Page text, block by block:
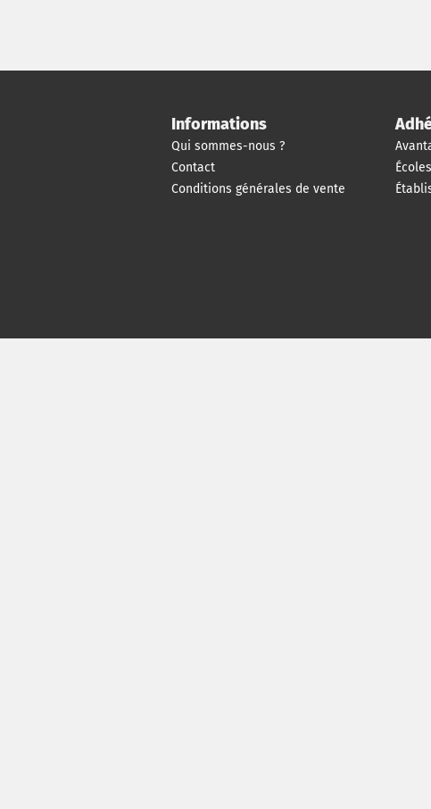
Informations
Qui sommes-nous ?
Contact
Conditions générales de vente